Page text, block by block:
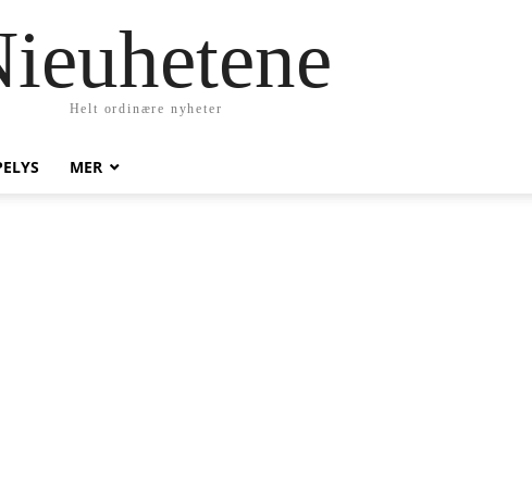
Helt ordinære nyheter
MER